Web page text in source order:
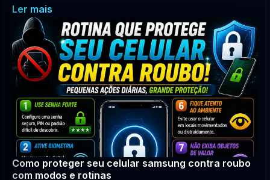
Ler mais
Como proteger seu celular samsung contra roubo
com modos e rotinas